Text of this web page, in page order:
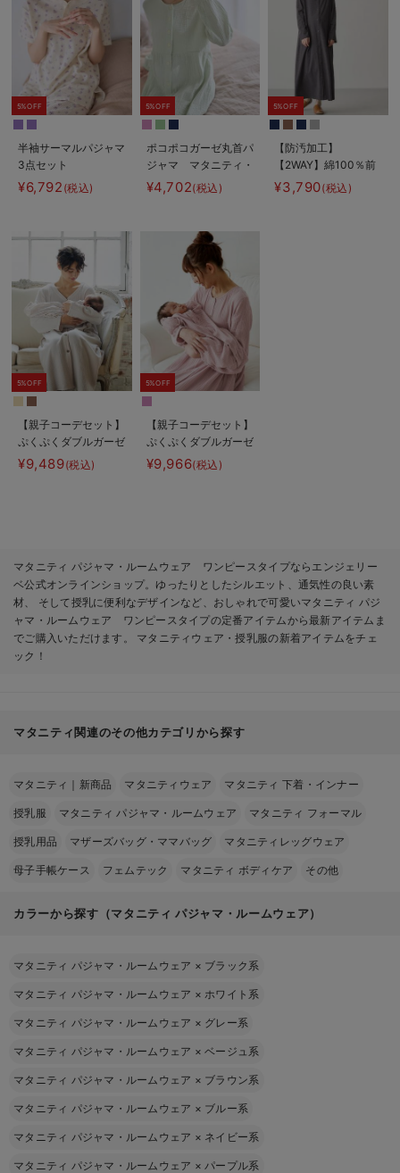
5%OFF
半袖サーマルパジャマ
3点セット
JEMORGAN（ジェー
イーモーガン） ギフ
【出産後も長く使え
¥6,792 (税込)
5%OFF
ポコポコガーゼ丸首パ
ジャマ マタニティ・
授乳パジャマ【産後も
長く着れる】
¥4,702(税込)
5%OFF
【防汚加工】
【2WAY】綿100％前
開き長袖ネグリジェ
マタニティ・授乳パジ
¥3,790(税込)
5%OFF
【親子コーデセット】
ぷくぷくダブルガーゼ
Ｖネックワンピ＆産前
産後使えるレギンスパ
¥9,489(税込)
5%OFF
【親子コーデセット】
ぷくぷくダブルガーゼ
裾ティアード3WAYワ
ンピース＆産前産後使
¥9,966(税込)
マタニティ パジャマ・ルームウェア ワンピースタイプならエンジェリー
ベ公式オンラインショップ。ゆったりとしたシルエット、通気性の良い素
材、 そして授乳に便利なデザインなど、おしゃれで可愛いマタニティ パジ
ャマ・ルームウェア ワンピースタイプの定番アイテムから最新アイテムま
でご購入いただけます。 マタニティウェア・授乳服の新着アイテムをチェ
ック！
マタニティ関連のその他カテゴリから探す
マタニティ｜新商品 マタニティウェア マタニティ 下着・インナー
授乳服 マタニティ パジャマ・ルームウェア マタニティ フォーマル
授乳用品 マザーズバッグ・ママバッグ マタニティレッグウェア
母子手帳ケース フェムテック マタニティ ボディケア その他
カラーから探す（マタニティ パジャマ・ルームウェア）
マタニティ パジャマ・ルームウェア × ブラック系
マタニティ パジャマ・ルームウェア × ホワイト系
マタニティ パジャマ・ルームウェア × グレー系
マタニティ パジャマ・ルームウェア ×ベージュ系
マタニティ パジャマ・ルームウェア × ブラウン系
マタニティ パジャマ・ルームウェア × ブルー系
マタニティ パジャマ・ルームウェア × ネイビー系
マタニティ パジャマ・ルームウェア × パープル系